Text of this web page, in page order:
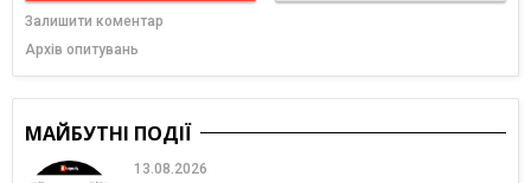
Залишити коментар
Архів опитувань
МАЙБУТНІ ПОДІЇ
13.08.2026